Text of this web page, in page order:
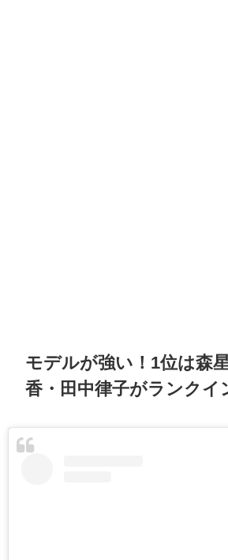
モデルが強い！1位は森
香・田中律子がランクイ